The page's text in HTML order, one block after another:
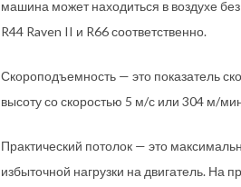
машина может находиться в воздухе
R44 Raven II и R66 соответственно.
Скороподъемность — это показатель
высоту со скоростью 5 м/с или 304 м/
Практический потолок — это
избыточной нагрузки на двигатель. На